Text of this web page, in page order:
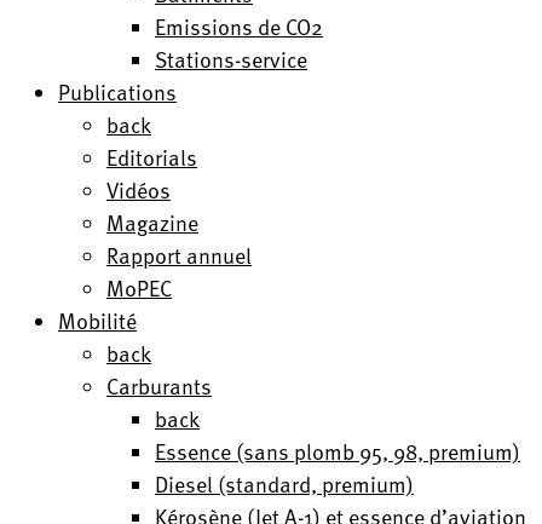
Emissions de CO2
Stations-service
Publications
back
Editorials
Vidéos
Magazine
Rapport annuel
MoPEC
Mobilité
back
Carburants
back
Essence (sans plomb 95, 98, premium)
Diesel (standard, premium)
Kérosène (Jet A-1) et essence d’aviation